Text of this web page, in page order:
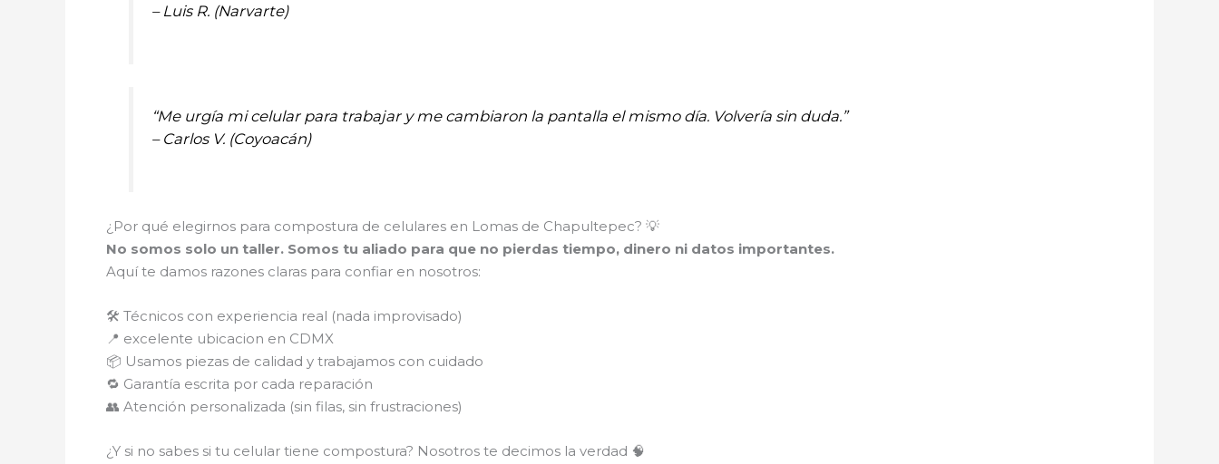
– Luis R. (Narvarte)
“Me urgía mi celular para trabajar y me cambiaron la pantalla el mismo día. Volvería sin duda.”
– Carlos V. (Coyoacán)
¿Por qué elegirnos para compostura de celulares en Lomas de Chapultepec? 💡
No somos solo un taller. Somos tu aliado para que no pierdas tiempo, dinero ni datos importantes.
Aquí te damos razones claras para confiar en nosotros:
🛠️ Técnicos con experiencia real (nada improvisado)
📍 excelente ubicacion en CDMX
📦 Usamos piezas de calidad y trabajamos con cuidado
🔁 Garantía escrita por cada reparación
👥 Atención personalizada (sin filas, sin frustraciones)
¿Y si no sabes si tu celular tiene compostura? Nosotros te decimos la verdad 🧠